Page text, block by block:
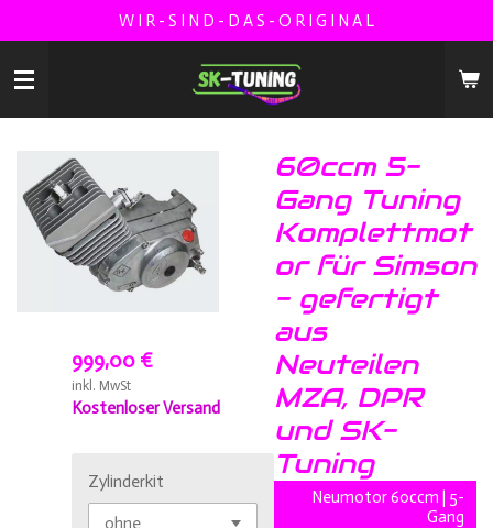
Hauptinhalt
springen
W I R - S I N D - D A S - O R I G I N A L
60ccm 5-
Gang Tuning
Komplettmot
or für Simson
- gefertigt
aus
Neuteilen
MZA, DPR
und SK-
Tuning
Neumotor 60ccm | 5-
Gang
999,00 €
inkl. MwSt
Kostenloser Versand
Zylinderkit